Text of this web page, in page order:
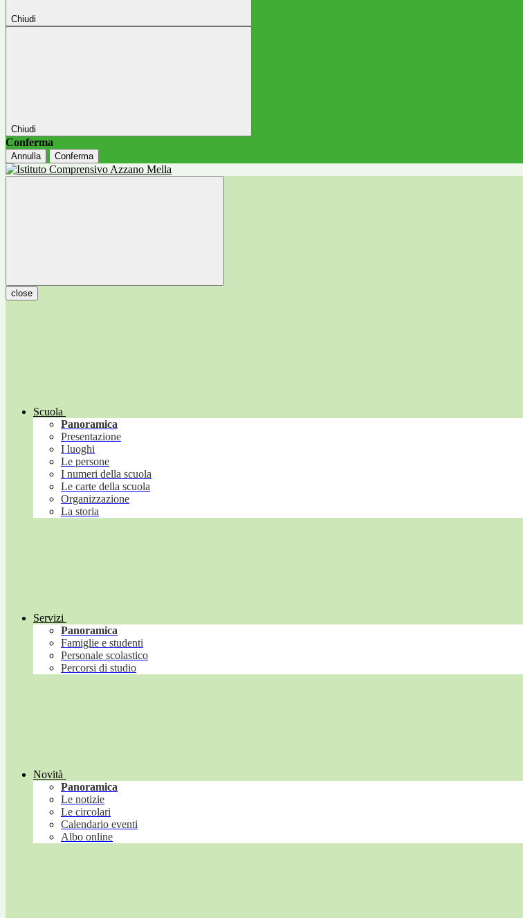
Chiudi
Chiudi
Conferma
Annulla Conferma
close
Scuola
Panoramica
Presentazione
I luoghi
Le persone
I numeri della scuola
Le carte della scuola
Organizzazione
La storia
Servizi
Panoramica
Famiglie e studenti
Personale scolastico
Percorsi di studio
Novità
Panoramica
Le notizie
Le circolari
Calendario eventi
Albo online